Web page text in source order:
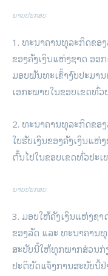
ພາບປະກອບ
1. ທະນາຄານທຸລະກິດຂອ
ຂອງຄັງເງິນແຫ່ງຊາດ ອ
ມອບພັນທະເຂົ້າງົບປະມາ
ເອກະພາບໃນຂອບເຂດທົ່ວ
2. ທະນາຄານທຸລະກິດຂອ
ໃບຮັບເງິນຂອງຄັງເງິນແ
ຕົ້ນໄປໃນຂອບເຂດທົ່ວປະເ
ພາບປະກອບ
3. ມອບໃຫ້ຄັງເງິນແຫ່ງຊ
ຂອງລັດ ແລະ ທະນາຄາ
ສະບັບນີ້ໃຫ້ທຸກພາກສ່ວນກ່
ປະຕິບັດແຈ້ງການສະບັບນີ້ຢ່